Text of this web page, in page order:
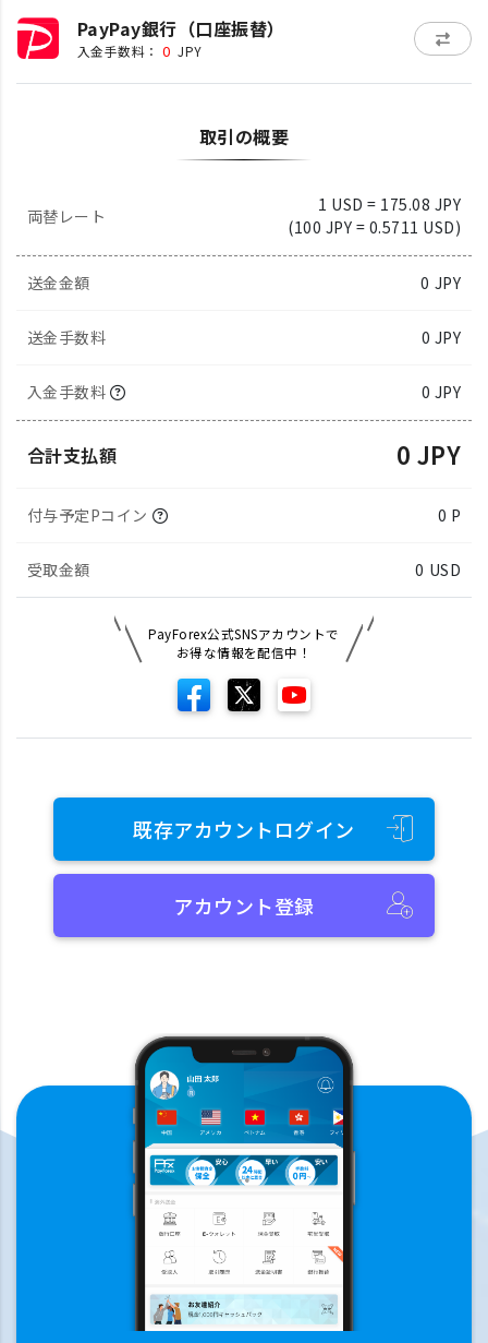
PayPay銀行（口座振替）
入金手数料： 0 JPY
取引の概要
両替レート
1 USD = 175.08 JPY
(100 JPY = 0.5711 USD)
送金金額 0 JPY
送金手数料 0 JPY
入金手数料 0 JPY
合計支払額 0 JPY
付与予定Pコイン 0 P
受取金額 0 USD
PayForex公式SNSアカウントで
お得な情報を配信中！
既存アカウントログイン
アカウント登録